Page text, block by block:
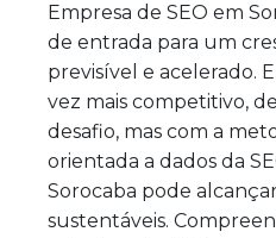
Empresa de SEO em
de entrada para um
previsível e acelerado.
vez mais competitivo,
desafio, mas com a
orientada a dados da
Sorocaba pode
sustentáveis.